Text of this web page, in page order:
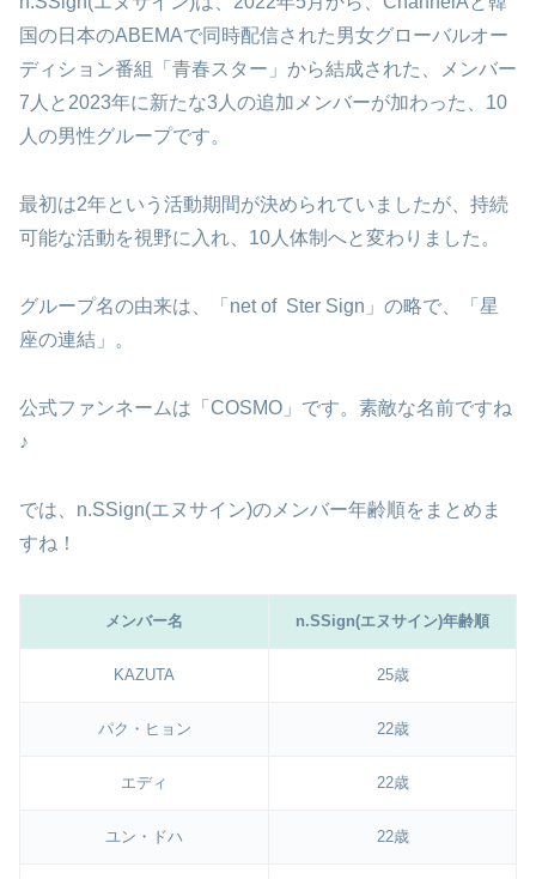
国の日本のABEMAで同時配信された男女グローバルオー
ディション番組「青春スター」から結成された、メンバー
7人と2023年に新たな3人の追加メンバーが加わった、10
人の男性グループです。
最初は2年という活動期間が決められていましたが、持続
可能な活動を視野に入れ、10人体制へと変わりました。
グループ名の由来は、「net of Ster Sign」の略で、「星
座の連結」。
公式ファンネームは「COSMO」です。素敵な名前ですね
♪
では、n.SSign(エヌサイン)のメンバー年齢順をまとめま
すね！
メンバー名 n.SSign(エヌサイン)年齢順
KAZUTA 25歳
パク・ヒョン 22歳
エディ 22歳
ユン・ドハ 22歳